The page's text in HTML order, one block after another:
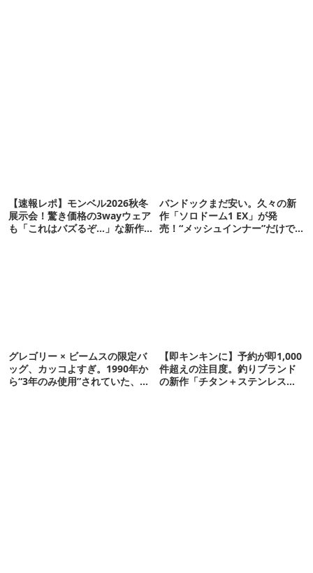
【速報レポ】モンベル2026秋冬
展示会！驚き価格の3wayウェア
も「これはバズるぞ…」な新作
バンドックまだ安い。久々の新
作「ソロドーム1 EX」が発
売！“メッシュインナー”だけで
グレゴリー × ビームスの限定バ
ッグ、カッコよすぎ。1990年か
ら“3年のみ使用”されていた、紫
【即キンキンに】予約が即1,000
件超えの注目度。釣りブランド
の新作「チタン＋ステンレスの